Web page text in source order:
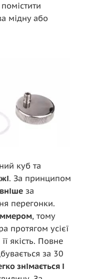
мідну або
куб та
. За принципом
за
перегонки.
, тому
протягом усієї
якість. Повне
за 30
знімається і